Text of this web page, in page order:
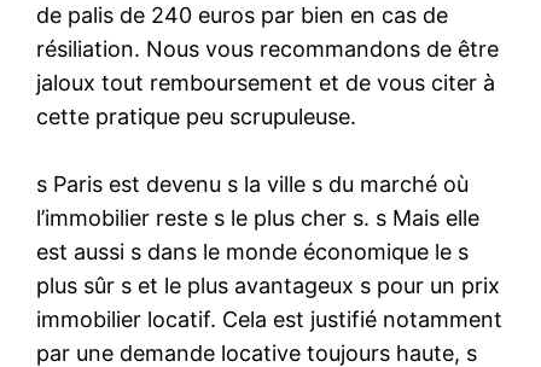
de palis de 240 euros par bien en cas de
résiliation. Nous vous recommandons de être
jaloux tout remboursement et de vous citer à
cette pratique peu scrupuleuse.
s Paris est devenu s la ville s du marché où
l’immobilier reste s le plus cher s. s Mais elle
est aussi s dans le monde économique le s
plus sûr s et le plus avantageux s pour un prix
immobilier locatif. Cela est justifié notamment
par une demande locative toujours haute, s